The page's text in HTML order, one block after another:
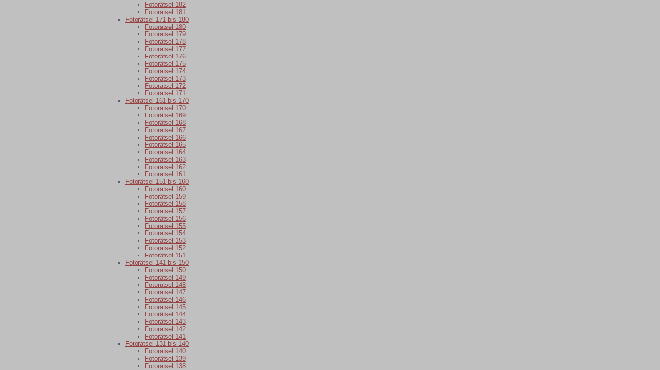
Fotorätsel 182
Fotorätsel 181
Fotorätsel 171 bis 180
Fotorätsel 180
Fotorätsel 179
Fotorätsel 178
Fotorätsel 177
Fotorätsel 176
Fotorätsel 175
Fotorätsel 174
Fotorätsel 173
Fotorätsel 172
Fotorätsel 171
Fotorätsel 161 bis 170
Fotorätsel 170
Fotorätsel 169
Fotorätsel 168
Fotorätsel 167
Fotorätsel 166
Fotorätsel 165
Fotorätsel 164
Fotorätsel 163
Fotorätsel 162
Fotorätsel 161
Fotorätsel 151 bis 160
Fotorätsel 160
Fotorätsel 159
Fotorätsel 158
Fotorätsel 157
Fotorätsel 156
Fotorätsel 155
Fotorätsel 154
Fotorätsel 153
Fotorätsel 152
Fotorätsel 151
Fotorätsel 141 bis 150
Fotorätsel 150
Fotorätsel 149
Fotorätsel 148
Fotorätsel 147
Fotorätsel 146
Fotorätsel 145
Fotorätsel 144
Fotorätsel 143
Fotorätsel 142
Fotorätsel 141
Fotorätsel 131 bis 140
Fotorätsel 140
Fotorätsel 139
Fotorätsel 138